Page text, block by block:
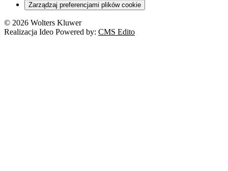
Zarządzaj preferencjami plików cookie
© 2026 Wolters Kluwer
Realizacja Ideo Powered by: CMS Edito